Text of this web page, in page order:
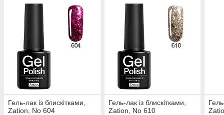
Гель-лак із блискітками,
Zation, No 604
Гель-лак із блискітками,
Zation, No 610